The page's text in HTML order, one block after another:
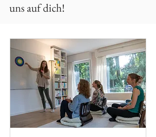
uns auf dich!